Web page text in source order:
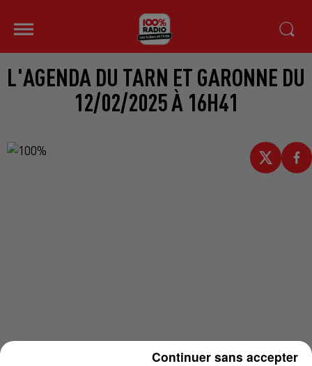
L'AGENDA DU TARN ET GARONNE DU
12/02/2025 À 16H41
Continuer sans accepter